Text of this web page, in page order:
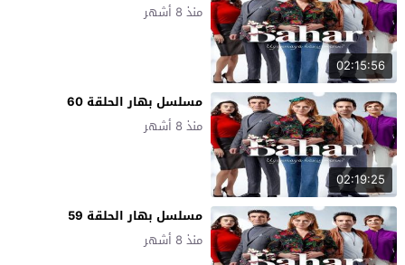
02:15:56
منذ 8 أشهر
02:19:25
مسلسل بهار الحلقة 60
منذ 8 أشهر
مسلسل بهار الحلقة 59
منذ 8 أشهر